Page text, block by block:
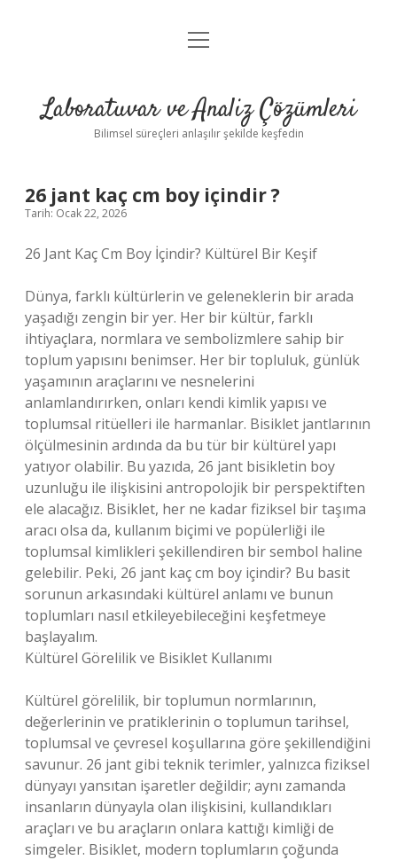
Anasayfa
Yasal Uyarı
menüyü
Laboratuvar ve Analiz Çözümleri
Bilimsel süreçleri anlaşılır şekilde keşfedin
26 jant kaç cm boy içindir ?
Tarih: Ocak 22, 2026
26 Jant Kaç Cm Boy İçindir? Kültürel Bir Keşif
Dünya, farklı kültürlerin ve geleneklerin bir arada
yaşadığı zengin bir yer. Her bir kültür, farklı
ihtiyaçlara, normlara ve sembolizmlere sahip bir
toplum yapısını benimser. Her bir topluluk, günlük
yaşamının araçlarını ve nesnelerini
anlamlandırırken, onları kendi kimlik yapısı ve
toplumsal ritüelleri ile harmanlar. Bisiklet jantlarının
ölçülmesinin ardında da bu tür bir kültürel yapı
yatıyor olabilir. Bu yazıda, 26 jant bisikletin boy
uzunluğu ile ilişkisini antropolojik bir perspektiften
ele alacağız. Bisiklet, her ne kadar fiziksel bir taşıma
aracı olsa da, kullanım biçimi ve popülerliği ile
toplumsal kimlikleri şekillendiren bir sembol haline
gelebilir. Peki, 26 jant kaç cm boy içindir? Bu basit
sorunun arkasındaki kültürel anlamı ve bunun
toplumları nasıl etkileyebileceğini keşfetmeye
başlayalım.
Kültürel Görelilik ve Bisiklet Kullanımı
Kültürel görelilik, bir toplumun normlarının,
değerlerinin ve pratiklerinin o toplumun tarihsel,
toplumsal ve çevresel koşullarına göre şekillendiğini
savunur. 26 jant gibi teknik terimler, yalnızca fiziksel
dünyayı yansıtan işaretler değildir; aynı zamanda
insanların dünyayla olan ilişkisini, kullandıkları
araçları ve bu araçların onlara kattığı kimliği de
simgeler. Bisiklet, modern toplumların çoğunda